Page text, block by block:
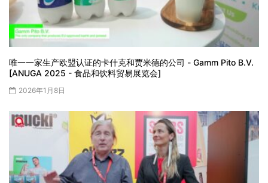
唯一一家生产欧盟认证的卡什克和贾米德的公司 - Gamm Pito B.V.
[ANUGA 2025 - 食品和饮料贸易展览会]
2026年1月8日